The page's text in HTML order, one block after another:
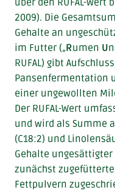
über den RUFAL-Wert
2009). Die
Gehalte an
im Futter („Rumen U
RUFAL) gibt
Pansenfermentation
einer ungewollten
Der RUFAL-Wert
und wird als Summe
(C18:2) und
Gehalte
zunächst
Fettpulvern